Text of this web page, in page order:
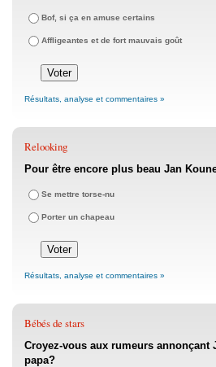
Bof, si ça en amuse certains
Affligeantes et de fort mauvais goût
Résultats, analyse et commentaires »
Relooking
Pour être encore plus beau Jan
Se mettre torse-nu
Porter un chapeau
Résultats, analyse et commentaires »
Bébés de stars
Croyez-vous aux rumeurs annonçant
papa?